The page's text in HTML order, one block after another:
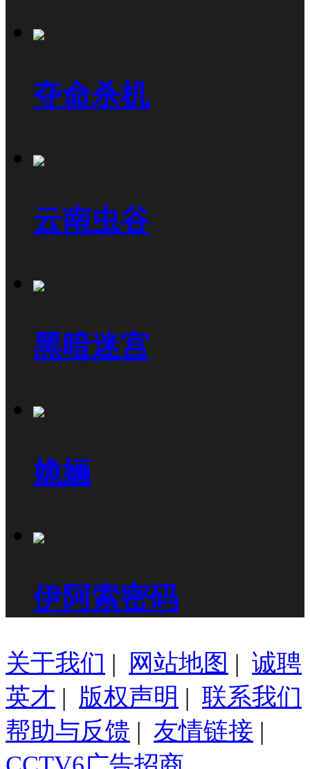
夺命杀机
云南虫谷
黑暗迷宫
姽婳
伊阿索密码
关于我们 | 网站地图 | 诚聘
英才 | 版权声明 | 联系我们
帮助与反馈 | 友情链接 |